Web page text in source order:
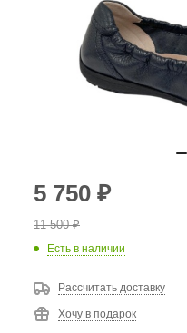
5 750 ₽
11 500₽
Есть в наличии
Рассчитать доставку
Хочу в подарок